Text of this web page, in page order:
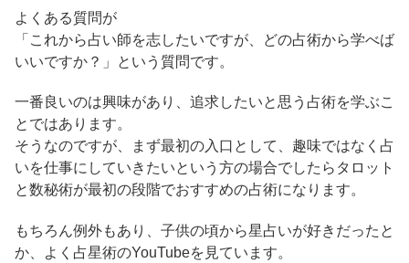
よくある質問が
「これから占い師を志したいですが、どの占術から学べば
いいですか？」という質問です。
一番良いのは興味があり、追求したいと思う占術を学ぶこ
とではあります。
そうなのですが、まず最初の入口として、趣味ではなく占
いを仕事にしていきたいという方の場合でしたらタロット
と数秘術が最初の段階でおすすめの占術になります。
もちろん例外もあり、子供の頃から星占いが好きだったと
か、よく占星術のYouTubeを見ています。